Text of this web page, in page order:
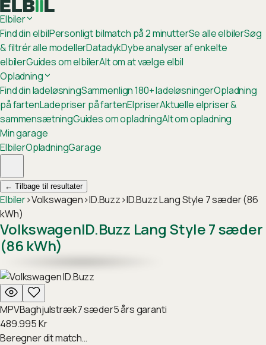
Elbiler
Find din elbilPersonligt bilmatch på 2 minutterSe alle elbilerSøg
& filtrér alle modellerDatadykDybe analyser af enkelte
elbilerGuides om elbilerAlt om at vælge elbil
Opladning
Find din ladeløsningSammenlign 180+ ladeløsningerOpladning
på fartenLadepriser på fartenElpriserAktuelle elpriser &
sammensætningGuides om opladningAlt om opladning
Min garage
ElbilerOpladningGarage
← Tilbage til resultater
Elbiler›Volkswagen›ID.Buzz›ID.Buzz Lang Style 7 sæder (86
kWh)
VolkswagenID.Buzz Lang Style 7 sæder
(86 kWh)
MPVBaghjulstræk7sæder5års garanti
489.995Kr
Beregner dit match…